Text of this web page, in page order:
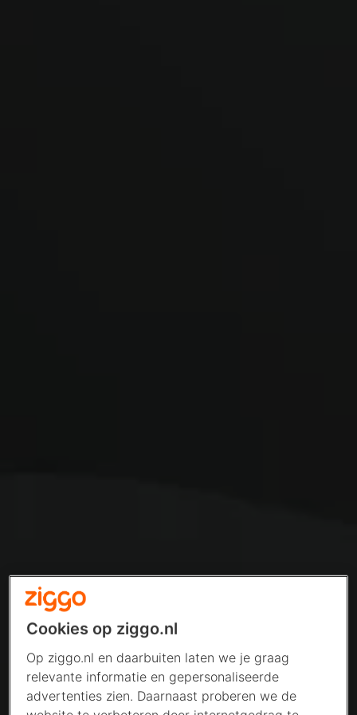
Cookies op ziggo.nl
Op ziggo.nl en daarbuiten laten we je graag
relevante informatie en gepersonaliseerde
advertenties zien. Daarnaast proberen we de